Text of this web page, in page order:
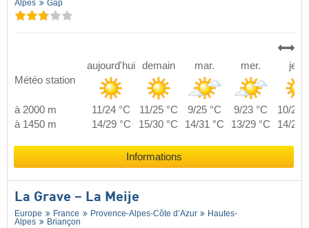
Alpes
Gap
Météo station
aujourd'hui demain mar. mer. jeu.
à 2000 m 11/24 °C 11/25 °C 9/25 °C 9/23 °C
10/24
à 1450 m
14/29 °C 15/30 °C 14/31 °C 13/29 °C 14/29
Informations
La Grave – La Meije
Europe France Provence-Alpes-Côte d’Azur
Hautes-
Alpes
Briançon